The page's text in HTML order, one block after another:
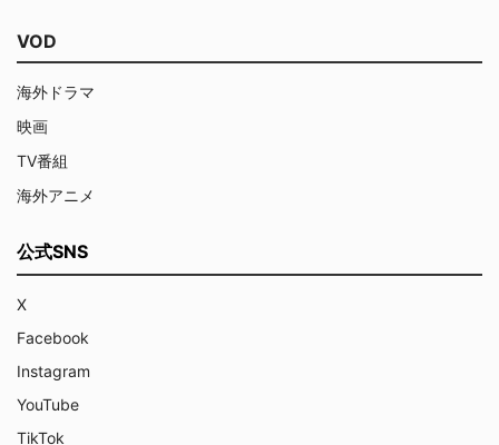
VOD
海外ドラマ
映画
TV番組
海外アニメ
公式SNS
X
Facebook
Instagram
YouTube
TikTok